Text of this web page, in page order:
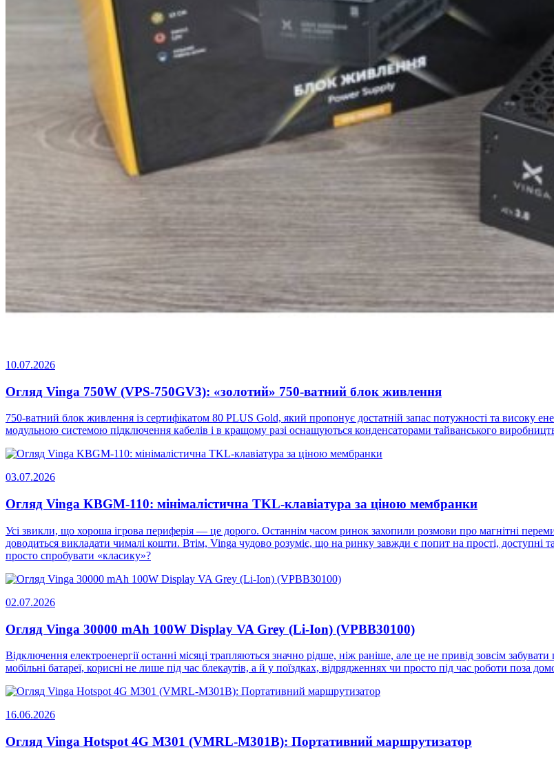
10.07.2026
Огляд Vinga 750W (VPS-750GV3): «золотий» 750-ватний блок живлення
750-ватний блок живлення із сертифікатом 80 PLUS Gold, який пропонує достатній запас потужності та високу
модульною системою підключення кабелів і в кращому разі оснащуються конденсаторами тайванського
03.07.2026
Огляд Vinga KBGM-110: мінімалістична TKL-клавіатура за ціною мембранки
Усі звикли, що хороша ігрова периферія — це дорого. Останнім часом ринок захопили розмови про магнітні
доводиться викладати чималі кошти. Втім, Vinga чудово розуміє, що на ринку завжди є попит на прості,
просто спробувати «класику»?
02.07.2026
Огляд Vinga 30000 mAh 100W Display VA Grey (Li-Ion) (VPBB30100)
Відключення електроенергії останні місяці трапляються значно рідше, ніж раніше, але це не привід зовсім
мобільні батареї, корисні не лише під час блекаутів, а й у поїздках, відрядженнях чи просто під час роботи поза
16.06.2026
Огляд Vinga Hotspot 4G M301 (VMRL-M301B): Портативний маршрутизатор